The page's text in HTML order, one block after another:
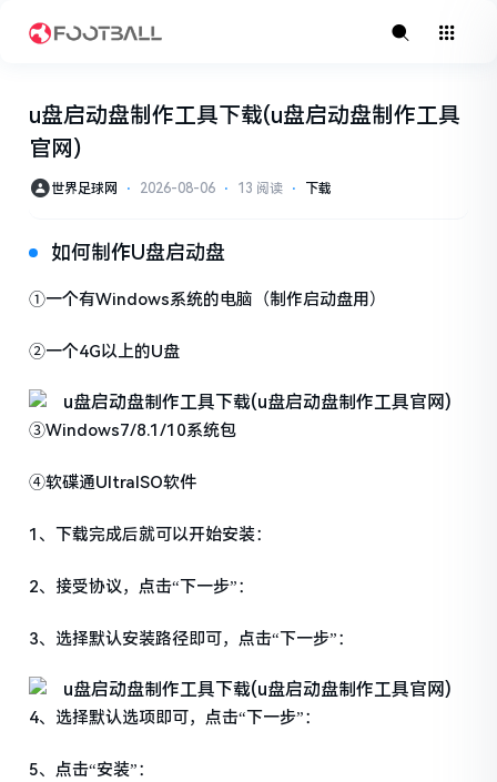
u盘启动盘制作工具下载(u盘启动盘制作工具
官网)
世界足球网 ⋅ 2026-08-06 ⋅ 13 阅读 ⋅ 下载
如何制作U盘启动盘
①一个有Windows系统的电脑（制作启动盘用）
②一个4G以上的U盘
③Windows7/8.1/10系统包
④软碟通UltraISO软件
1、下载完成后就可以开始安装：
2、接受协议，点击“下一步”：
3、选择默认安装路径即可，点击“下一步”：
4、选择默认选项即可，点击“下一步”：
5、点击“安装”：